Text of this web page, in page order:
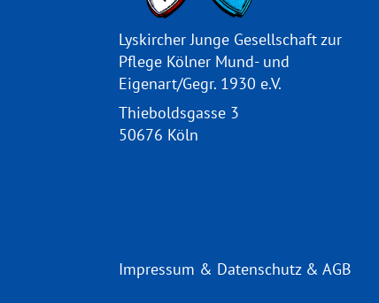
Lyskircher Junge Gesellschaft zur
Pflege Kölner Mund- und
Eigenart/Gegr. 1930 e.V.
Thieboldsgasse 3
50676 Köln
Impressum & Datenschutz&AGB